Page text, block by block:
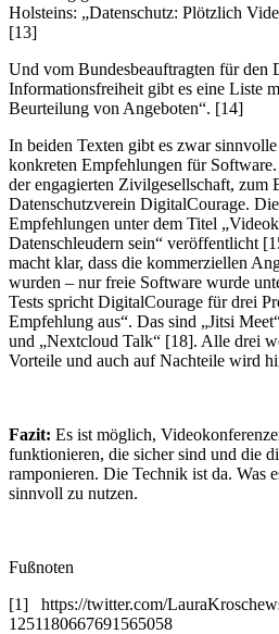
Holsteins: „Datenschutz: Plötzlich
[13]
Und vom Bundesbeauftragten für den
Informationsfreiheit gibt es eine Liste
Beurteilung von Angeboten“. [14]
In beiden Texten gibt es zwar
konkreten Empfehlungen für
der engagierten Zivilgesellschaft, zum
Datenschutzverein DigitalCourage.
Empfehlungen unter dem Titel
Datenschleudern sein“ veröffentlicht
macht klar, dass die kommerziellen
wurden – nur freie Software wurde
Tests spricht DigitalCourage für drei
Empfehlung aus“. Das sind „Jitsi
und „Nextcloud Talk“ [18]. Alle drei
Vorteile und auch auf Nachteile wird
Fazit: Es ist möglich,
funktionieren, die sicher sind und die
ramponieren. Die Technik ist da. Was
sinnvoll zu nutzen.
Fußnoten
[1] https://twitter.com/
1251180667691565058